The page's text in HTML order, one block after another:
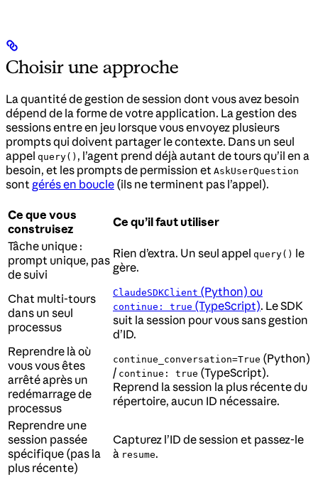
Choisir une approche
La quantité de gestion de session dont vous avez besoin
dépend de la forme de votre application. La gestion des
sessions entre en jeu lorsque vous envoyez plusieurs
prompts qui doivent partager le contexte. Dans un seul
appel query() , l’agent prend déjà autant de tours qu’il en a
besoin, et les prompts de permission et AskUserQuestion
sont gérés en boucle (ils ne terminent pas l’appel).
Ce que vous
construisez
Ce qu’il faut utiliser
Tâche unique :
prompt unique, pas
de suivi
Rien d’extra. Un seul appel query() le
gère.
Chat multi-tours
dans un seul
processus
ClaudeSDKClient (Python) ou
continue: true (TypeScript). Le SDK
suit la session pour vous sans gestion
d’ID.
Reprendre là où
vous vous êtes
arrêté après un
redémarrage de
processus
continue_conversation=True (Python)
/ continue: true (TypeScript).
Reprend la session la plus récente du
répertoire, aucun ID nécessaire.
Reprendre une
session passée
spécifique (pas la
plus récente)
Capturez l’ID de session et passez-le
à resume.